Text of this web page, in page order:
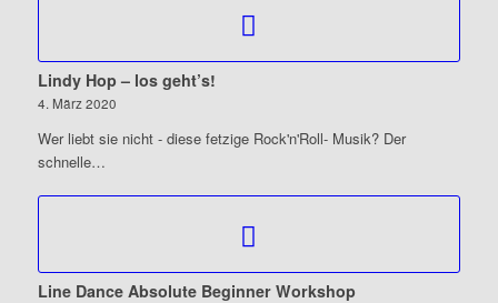
Lindy Hop – los geht’s!
4. März 2020
Wer liebt sie nicht - diese fetzige Rock'n'Roll- Musik? Der
schnelle…
Line Dance Absolute Beginner Workshop